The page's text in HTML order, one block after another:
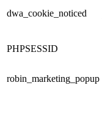
dwa_cookie_noticed
PHPSESSID
robin_marketing_popup